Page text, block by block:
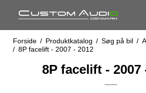
Forside / Produktkatalog / Søg på bil /
/ 8P facelift - 2007 - 2012
8P facelift - 2007